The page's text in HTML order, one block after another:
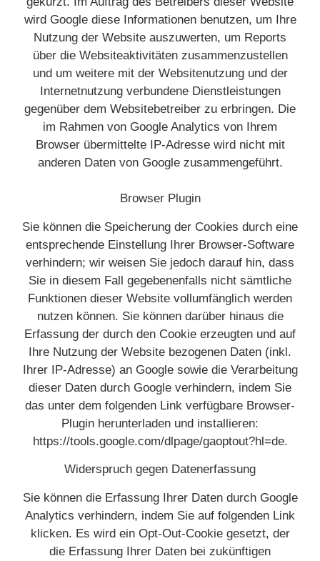
wird Google diese Informationen benutzen, um Ihre
Nutzung der Website auszuwerten, um Reports
über die Websiteaktivitäten zusammenzustellen
und um weitere mit der Websitenutzung und der
Internetnutzung verbundene Dienstleistungen
gegenüber dem Websitebetreiber zu erbringen. Die
im Rahmen von Google Analytics von Ihrem
Browser übermittelte IP-Adresse wird nicht mit
anderen Daten von Google zusammengeführt.
Browser Plugin
Sie können die Speicherung der Cookies durch eine
entsprechende Einstellung Ihrer Browser-Software
verhindern; wir weisen Sie jedoch darauf hin, dass
Sie in diesem Fall gegebenenfalls nicht sämtliche
Funktionen dieser Website vollumfänglich werden
nutzen können. Sie können darüber hinaus die
Erfassung der durch den Cookie erzeugten und auf
Ihre Nutzung der Website bezogenen Daten (inkl.
Ihrer IP-Adresse) an Google sowie die Verarbeitung
dieser Daten durch Google verhindern, indem Sie
das unter dem folgenden Link verfügbare Browser-
Plugin herunterladen und installieren:
https://tools.google.com/dlpage/gaoptout?hl=de.
Widerspruch gegen Datenerfassung
Sie können die Erfassung Ihrer Daten durch Google
Analytics verhindern, indem Sie auf folgenden Link
klicken. Es wird ein Opt-Out-Cookie gesetzt, der
die Erfassung Ihrer Daten bei zukünftigen